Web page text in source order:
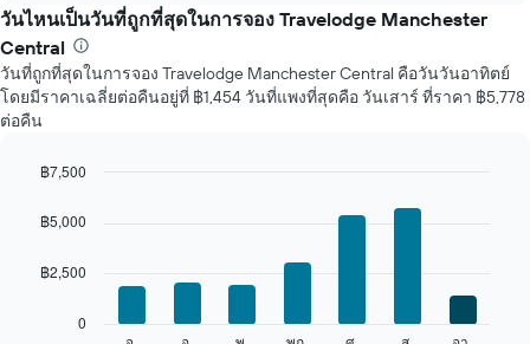
แสดง
ราคา
เฉลี่ย
ของ
ห้อง
พัก
แต่ละ
แผนภูมิ
แกน
วันไหนเป็นวันที่ถูกที่สุดในการจอง Travelodge Manchester
Central
วันที่ถูกที่สุดในการจอง Travelodge Manchester Central คือวันวันอาทิตย์
โดยมีราคาเฉลี่ยต่อคืนอยู่ที่ ฿1,454 วันที่แพงที่สุดคือ วันเสาร์ ที่ราคา ฿5,778
ต่อคืน
chart
with
bars.
แผนภูมิ
graphic.
0
฿2,500
฿5,000
฿7,500